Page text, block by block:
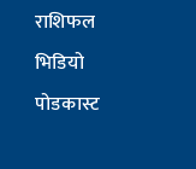
राशिफल
भिडियो
पोडकास्ट